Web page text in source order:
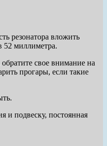
резонатора вложить
52 миллиметра.
свое внимание на
прогары, если такие
и подвеску, постоянная